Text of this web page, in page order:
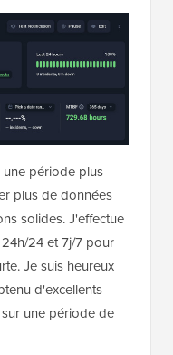
période plus
plus de données
solides. J'effectue
24 et 7j/7 pour
Je suis heureux
d'excellents
une période de